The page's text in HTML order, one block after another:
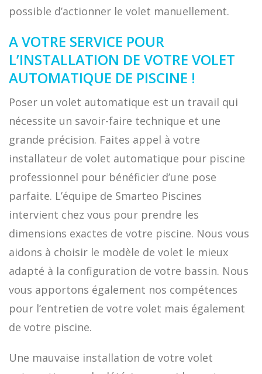
possible d’actionner le volet manuellement.
A VOTRE SERVICE POUR
L’INSTALLATION DE VOTRE VOLET
AUTOMATIQUE DE PISCINE !
Poser un volet automatique est un travail qui
nécessite un savoir-faire technique et une
grande précision. Faites appel à votre
installateur de volet automatique pour piscine
professionnel pour bénéficier d’une pose
parfaite. L’équipe de Smarteo Piscines
intervient chez vous pour prendre les
dimensions exactes de votre piscine. Nous vous
aidons à choisir le modèle de volet le mieux
adapté à la configuration de votre bassin. Nous
vous apportons également nos compétences
pour l’entretien de votre volet mais également
de votre piscine.
Une mauvaise installation de votre volet